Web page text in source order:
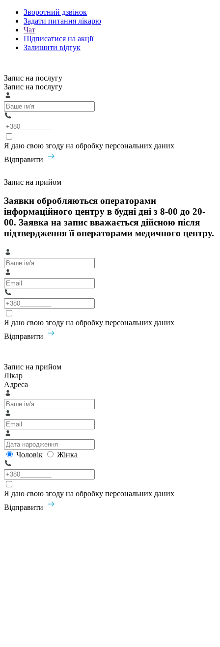
Зворотний дзвінок
Задати питання лікарю
Чат
Підписатися на акції
Залишити відгук
Запис на послугу
Запис на послугу
Я даю свою згоду на обробку персональних даних
Відправити
Запис на прийом
Заявки обробляються операторами
інформаційного центру в будні дні з 8-00 до 20-
00. Заявка на запис вважається дійсною після
підтвердження її операторами медичного центру.
Я даю свою згоду на обробку персональних даних
Відправити
Запис на прийом
Лікар
Адреса
Чоловік Жінка
Я даю свою згоду на обробку персональних даних
Відправити